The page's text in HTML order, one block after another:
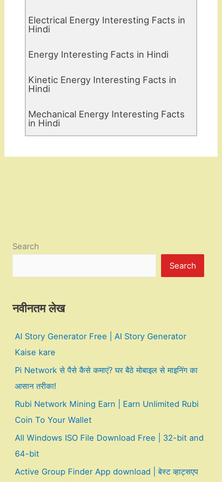
Electrical Energy Interesting Facts in
Hindi
Energy Interesting Facts in Hindi
Kinetic Energy Interesting Facts in
Hindi
Mechanical Energy Interesting Facts
in Hindi
Search
Search
नवीनतम लेख
AI Story Generator Free | AI Story Generator
Kaise kare
Pi Network से पैसे कैसे कमाएं? घर बैठे मोबाइल से माइनिंग का
आसान तरीका!
Rubi Network Mining Earn | Earn Unlimited Rubi
Coin To Your Wallet
All Windows ISO File Download Free | 32-bit and
64-bit
Active Group Finder App download | बेस्ट व्हाट्सएप